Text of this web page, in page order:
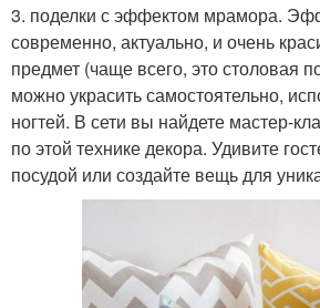
3. поделки с эффектом мрамора.
современно, актуально, и очень
предмет (чаще всего, это столовая
можно украсить самостоятельно,
ногтей. В сети вы найдете мастер-
по этой технике декора. Удивите
посудой или создайте вещь для